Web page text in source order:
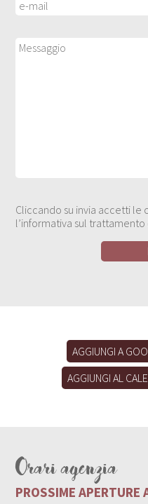
Cliccando su invia accetti le
l’informativa sul
AGGIUNGI A
AGGIUNGI AL
Orari agenzia
PROSSIME APERTURE